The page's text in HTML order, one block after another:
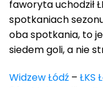
faworyta uchodził
spotkaniach
oba spotkania, to
siedem goli, a nie
Widzew Łódź – ŁKS